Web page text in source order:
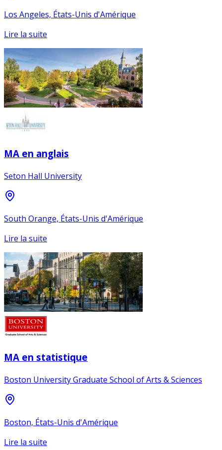
Los Angeles, États-Unis d'Amérique
Lire la suite
MA en anglais
Seton Hall University
South Orange, États-Unis d'Amérique
Lire la suite
MA en statistique
Boston University Graduate School of Arts & Sciences
Boston, États-Unis d'Amérique
Lire la suite